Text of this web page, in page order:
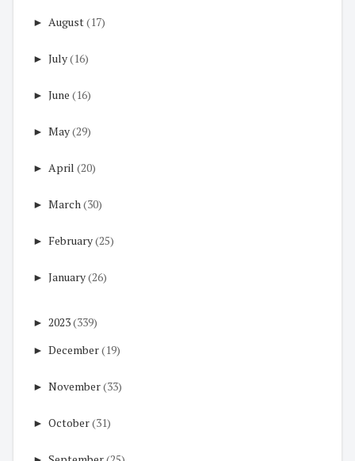
► August(17)
► July(16)
► June (16)
► May(29)
► April (20)
► March(30)
► February(25)
► January(26)
► 2023(339)
► December(19)
► November(33)
► October(31)